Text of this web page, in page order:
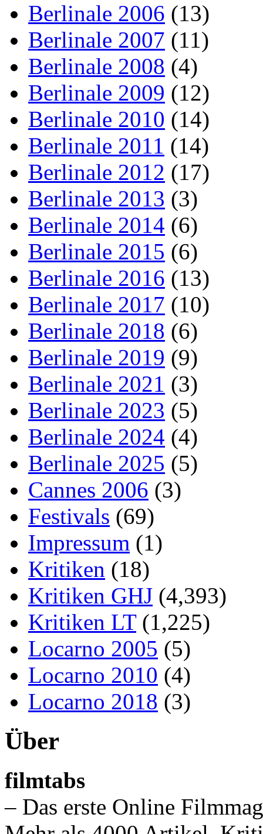
Berlinale 2006 (13)
Berlinale 2007 (11)
Berlinale 2008 (4)
Berlinale 2009 (12)
Berlinale 2010 (14)
Berlinale 2011 (14)
Berlinale 2012 (17)
Berlinale 2013 (3)
Berlinale 2014 (6)
Berlinale 2015 (6)
Berlinale 2016 (13)
Berlinale 2017 (10)
Berlinale 2018 (6)
Berlinale 2019 (9)
Berlinale 2021 (3)
Berlinale 2023 (5)
Berlinale 2024 (4)
Berlinale 2025 (5)
Cannes 2006 (3)
Festivals (69)
Impressum (1)
Kritiken (18)
Kritiken GHJ (4,393)
Kritiken LT(1,225)
Locarno 2005 (5)
Locarno 2010 (4)
Locarno 2018 (3)
Über
filmtabs
– Das erste Online